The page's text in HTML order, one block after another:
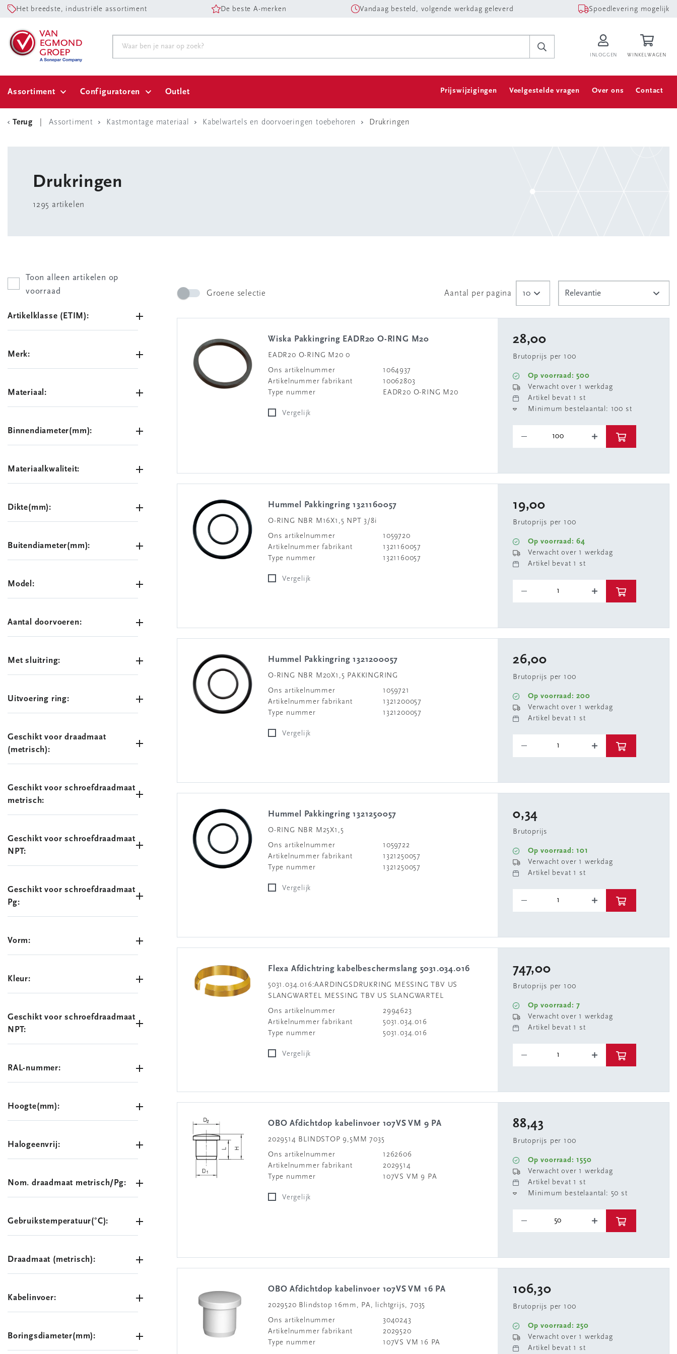
Het breedste, industriële assortiment De beste A-merken Vandaag besteld, volgende werkdag geleverd Spoedlevering mogelijk
INLOGGEN WINKELWAGEN
Assortiment Configuratoren Outlet Prijswijzigingen Veelgestelde vragen Over ons Contact
Terug Assortiment Kastmontage materiaal Kabelwartels en doorvoeringen toebehoren Drukringen
Drukringen
1295 artikelen
Toon alleen artikelen op
voorraad
Artikelklasse (ETIM):
Merk:
Materiaal:
Binnendiameter(mm):
Materiaalkwaliteit:
Dikte(mm):
Buitendiameter(mm):
Model:
Aantal doorvoeren:
Met sluitring:
Uitvoering ring:
Geschikt voor draadmaat
(metrisch):
Geschikt voor schroefdraadmaat
metrisch:
Geschikt voor schroefdraadmaat
NPT:
Geschikt voor schroefdraadmaat
Pg:
Vorm:
Kleur:
Geschikt voor schroefdraadmaat
NPT:
RAL-nummer:
Hoogte(mm):
Halogeenvrij:
Nom. draadmaat metrisch/Pg:
Gebruikstemperatuur(°C):
Draadmaat (metrisch):
Kabelinvoer:
Boringsdiameter(mm):
Groene selectie Aantal per pagina
Wiska Pakkingring EADR20 O-RING M20
EADR20 O-RING M20 0
Ons artikelnummer
1064937
Artikelnummer fabrikant
10062803
Type nummer
EADR20 O-RING M20
Vergelijk
28,00
Brutoprijs per 100
Op voorraad: 500
Verwacht over 1 werkdag
Artikel bevat 1 st
Minimum bestelaantal: 100 st
Hummel Pakkingring 1321160057
O-RING NBR M16X1,5 NPT 3/8i
Ons artikelnummer
1059720
Artikelnummer fabrikant
1321160057
Type nummer
1321160057
Vergelijk
19,00
Brutoprijs per 100
Op voorraad: 64
Verwacht over 1 werkdag
Artikel bevat 1 st
Hummel Pakkingring 1321200057
O-RING NBR M20X1,5 PAKKINGRING
Ons artikelnummer
1059721
Artikelnummer fabrikant
1321200057
Type nummer
1321200057
Vergelijk
26,00
Brutoprijs per 100
Op voorraad: 200
Verwacht over 1 werkdag
Artikel bevat 1 st
Hummel Pakkingring 1321250057
O-RING NBR M25X1,5
Ons artikelnummer
1059722
Artikelnummer fabrikant
1321250057
Type nummer
1321250057
Vergelijk
0,34
Brutoprijs
Op voorraad: 101
Verwacht over 1 werkdag
Artikel bevat 1 st
Flexa Afdichtring kabelbeschermslang 5031.034.016
5031.034.016:AARDINGSDRUKRING MESSING TBV US
SLANGWARTEL MESSING TBV US SLANGWARTEL
Ons artikelnummer
2994623
Artikelnummer fabrikant
5031.034.016
Type nummer
5031.034.016
Vergelijk
747,00
Brutoprijs per 100
Op voorraad: 7
Verwacht over 1 werkdag
Artikel bevat 1 st
OBO Afdichtdop kabelinvoer 107VS VM 9 PA
2029514 BLINDSTOP 9,5MM 7035
Ons artikelnummer
1262606
Artikelnummer fabrikant
2029514
Type nummer
107VS VM 9 PA
Vergelijk
88,43
Brutoprijs per 100
Op voorraad: 1550
Verwacht over 1 werkdag
Artikel bevat 1 st
Minimum bestelaantal: 50 st
OBO Afdichtdop kabelinvoer 107VS VM 16 PA
2029520 Blindstop 16mm, PA, lichtgrijs, 7035
Ons artikelnummer
3040243
Artikelnummer fabrikant
2029520
Type nummer
107VS VM 16 PA
106,30
Brutoprijs per 100
Op voorraad: 250
Verwacht over 1 werkdag
Artikel bevat 1 st